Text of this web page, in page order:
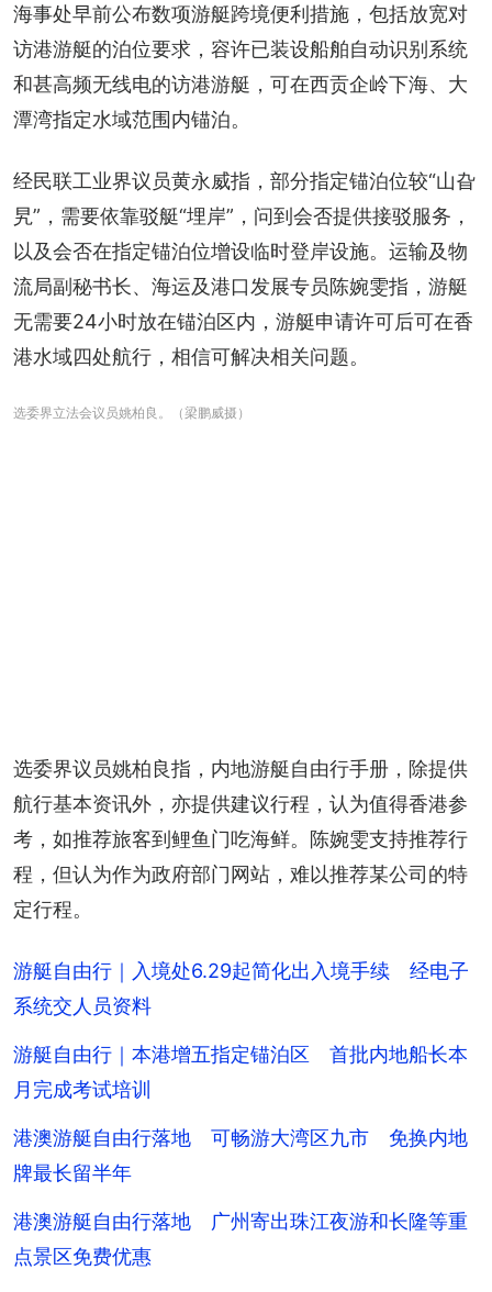
海事处早前公布数项游艇跨境便利措施，包括放宽对
访港游艇的泊位要求，容许已装设船舶自动识别系统
和甚高频无线电的访港游艇，可在西贡企岭下海、大
潭湾指定水域范围内锚泊。
经民联工业界议员黄永威指，部分指定锚泊位较“山旮
旯”，需要依靠驳艇“埋岸”，问到会否提供接驳服务，
以及会否在指定锚泊位增设临时登岸设施。运输及物
流局副秘书长、海运及港口发展专员陈婉雯指，游艇
无需要24小时放在锚泊区内，游艇申请许可后可在香
港水域四处航行，相信可解决相关问题。
选委界立法会议员姚柏良。（梁鹏威摄）
选委界议员姚柏良指，内地游艇自由行手册，除提供
航行基本资讯外，亦提供建议行程，认为值得香港参
考，如推荐旅客到鲤鱼门吃海鲜。陈婉雯支持推荐行
程，但认为作为政府部门网站，难以推荐某公司的特
定行程。
游艇自由行｜入境处6.29起简化出入境手续 经电子
系统交人员资料
游艇自由行｜本港增五指定锚泊区 首批内地船长本
月完成考试培训
港澳游艇自由行落地 可畅游大湾区九市 免换内地
牌最长留半年
港澳游艇自由行落地 广州寄出珠江夜游和长隆等重
点景区免费优惠